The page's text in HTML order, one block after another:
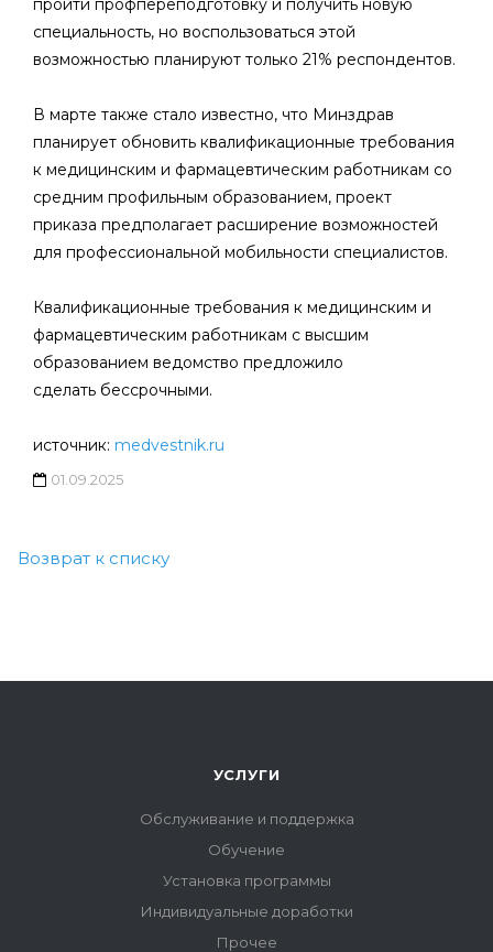
пройти профпереподготовку и получить новую
специальность, но воспользоваться этой
возможностью планируют только 21% респондентов.
В марте также стало известно, что Минздрав
планирует обновить квалификационные требования
к медицинским ‎и фармацевтическим работникам со
средним профильным образованием, проект
приказа предполагает расширение возможностей
для профессиональной мобильности специалистов.
Квалификационные требования к медицинским и
фармацевтическим работникам с высшим
образованием ведомство предложило
сделать бессрочными.
источник: medvestnik.ru
01.09.2025
Возврат к списку
УСЛУГИ
Обслуживание и поддержка
Обучение
Установка программы
Индивидуальные доработки
Прочее